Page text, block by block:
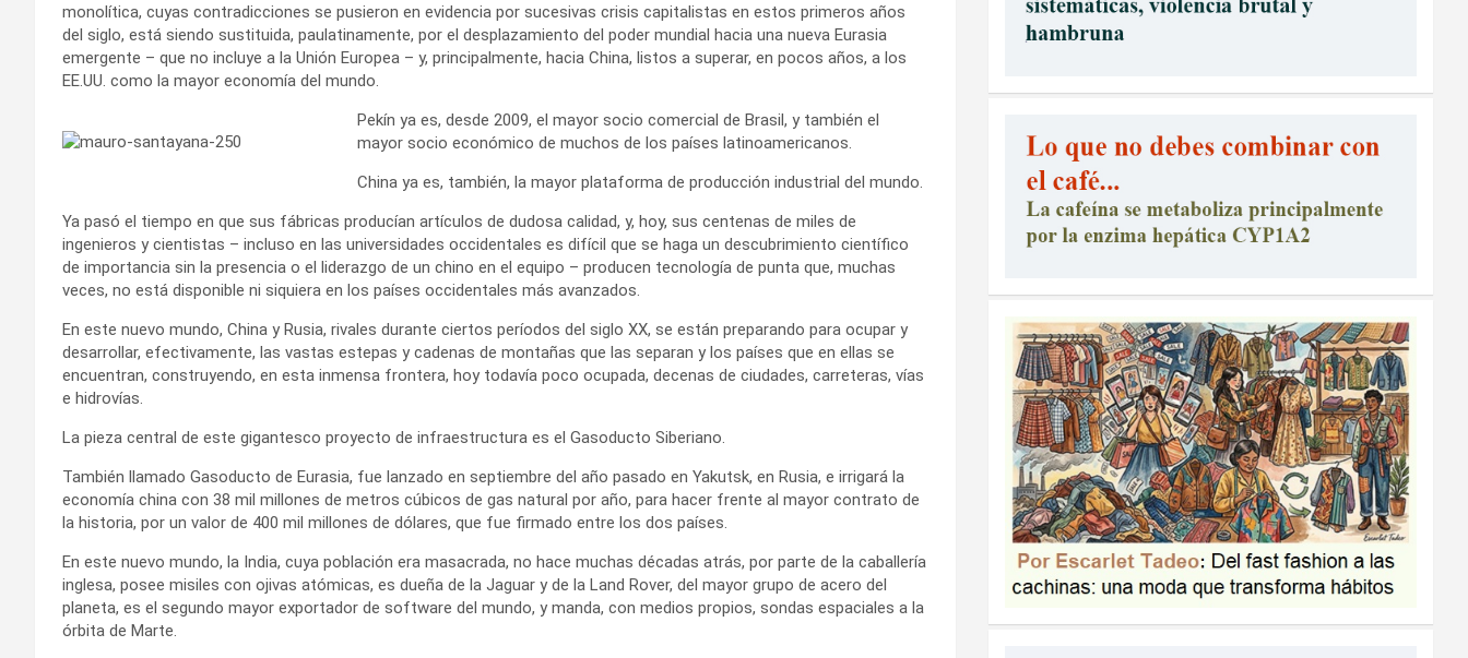
monolítica, cuyas contradicciones se pusieron en evidencia por sucesivas crisis capitalistas en estos primeros años
del siglo, está siendo sustituida, paulatinamente, por el desplazamiento del poder mundial hacia una nueva Eurasia
emergente – que no incluye a la Unión Europea – y, principalmente, hacia China, listos a superar, en pocos años, a los
EE.UU. como la mayor economía del mundo.
Pekín ya es, desde 2009, el mayor socio comercial de Brasil, y también el
mayor socio económico de muchos de los países latinoamericanos.
China ya es, también, la mayor plataforma de producción industrial del mundo.
Ya pasó el tiempo en que sus fábricas producían artículos de dudosa calidad, y, hoy, sus centenas de miles de
ingenieros y cientistas – incluso en las universidades occidentales es difícil que se haga un descubrimiento científico
de importancia sin la presencia o el liderazgo de un chino en el equipo – producen tecnología de punta que, muchas
veces, no está disponible ni siquiera en los países occidentales más avanzados.
En este nuevo mundo, China y Rusia, rivales durante ciertos períodos del siglo XX, se están preparando para ocupar y
desarrollar, efectivamente, las vastas estepas y cadenas de montañas que las separan y los países que en ellas se
encuentran, construyendo, en esta inmensa frontera, hoy todavía poco ocupada, decenas de ciudades, carreteras, vías
e hidrovías.
La pieza central de este gigantesco proyecto de infraestructura es el Gasoducto Siberiano.
También llamado Gasoducto de Eurasia, fue lanzado en septiembre del año pasado en Yakutsk, en Rusia, e irrigará la
economía china con 38 mil millones de metros cúbicos de gas natural por año, para hacer frente al mayor contrato de
la historia, por un valor de 400 mil millones de dólares, que fue firmado entre los dos países.
En este nuevo mundo, la India, cuya población era masacrada, no hace muchas décadas atrás, por parte de la caballería
inglesa, posee misiles con ojivas atómicas, es dueña de la Jaguar y de la Land Rover, del mayor grupo de acero del
planeta, es el segundo mayor exportador de software del mundo, y manda, con medios propios, sondas espaciales a la
órbita de Marte.